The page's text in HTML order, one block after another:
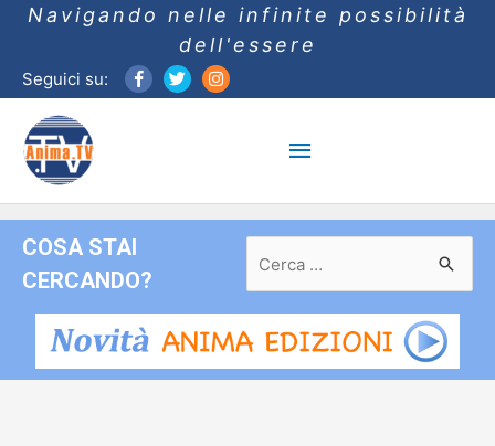
Navigando nelle infinite possibilità
dell'essere
Seguici su:
Menu
principale
COSA STAI
CERCANDO?
per: